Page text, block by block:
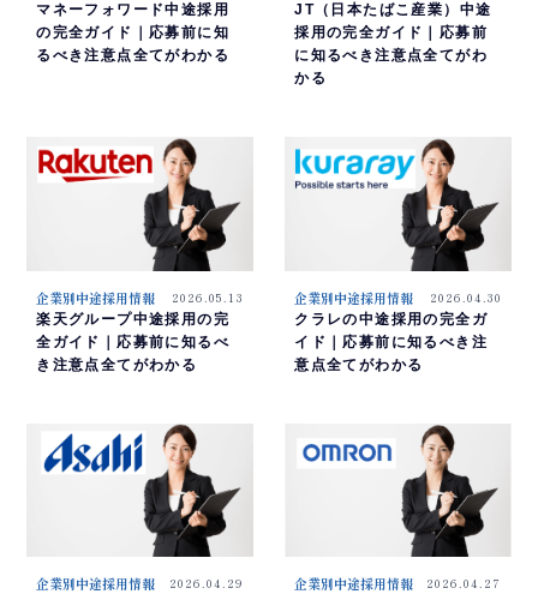
マネーフォワード中途採用
の完全ガイド｜応募前に知
るべき注意点全てがわかる
JT（日本たばこ産業）中途
採用の完全ガイド｜応募前
に知るべき注意点全てがわ
かる
企業別中途採用情報 2026.05.13
楽天グループ中途採用の完
全ガイド｜応募前に知るべ
き注意点全てがわかる
企業別中途採用情報 2026.04.30
クラレの中途採用の完全ガ
イド｜応募前に知るべき注
意点全てがわかる
企業別中途採用情報 2026.04.29 企業別中途採用情報 2026.04.27